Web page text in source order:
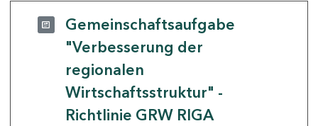
Gemeinschaftsaufgabe
"Verbesserung der
regionalen
Wirtschaftsstruktur" -
Richtlinie GRW RIGA